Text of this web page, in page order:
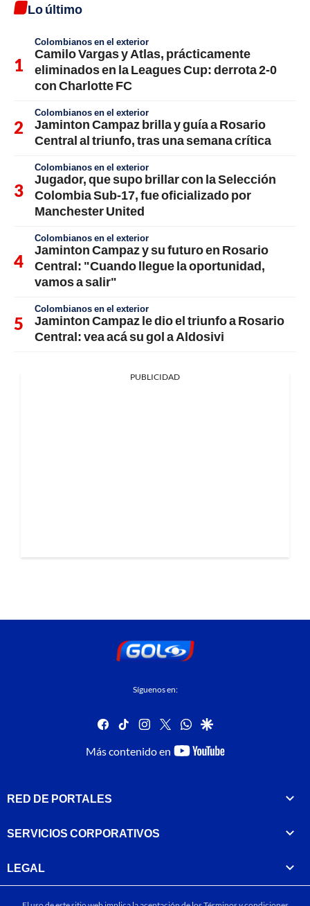
Lo último
Colombianos en el exterior
Camilo Vargas y Atlas, prácticamente
eliminados en la Leagues Cup: derrota 2-0
con Charlotte FC
Colombianos en el exterior
Jaminton Campaz brilla y guía a Rosario
Central al triunfo, tras una semana crítica
Colombianos en el exterior
Jugador, que supo brillar con la Selección
Colombia Sub-17, fue oficializado por
Manchester United
Colombianos en el exterior
Jaminton Campaz y su futuro en Rosario
Central: "Cuando llegue la oportunidad,
vamos a salir"
Colombianos en el exterior
Jaminton Campaz le dio el triunfo a Rosario
Central: vea acá su gol a Aldosivi
PUBLICIDAD
Síguenos en:
facebook
tiktok instagram
twitterwhatsapp
google
Más contenido en
youtube-
RED DE PORTALES
SERVICIOS CORPORATIVOS
LEGAL